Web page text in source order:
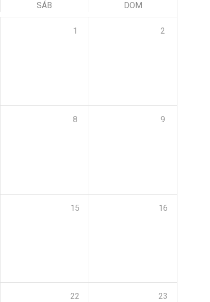
SÁB DOM
1 2
8 9
15 16
22 23